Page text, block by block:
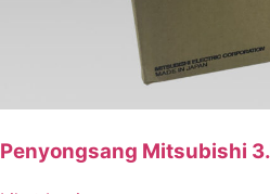
Penyongsang Mitsubishi